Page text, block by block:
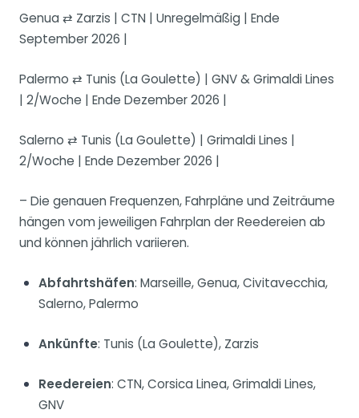
Genua ⇄ Zarzis | CTN | Unregelmäßig | Ende
September 2026 |
Palermo ⇄ Tunis (La Goulette) | GNV & Grimaldi Lines
| 2/Woche | Ende Dezember 2026 |
Salerno ⇄ Tunis (La Goulette) | Grimaldi Lines |
2/Woche | Ende Dezember 2026 |
– Die genauen Frequenzen, Fahrpläne und Zeiträume
hängen vom jeweiligen Fahrplan der Reedereien ab
und können jährlich variieren.
Abfahrtshäfen: Marseille, Genua, Civitavecchia,
Salerno, Palermo
Ankünfte: Tunis (La Goulette), Zarzis
Reedereien: CTN, Corsica Linea, Grimaldi Lines,
GNV